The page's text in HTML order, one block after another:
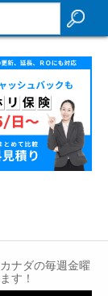
ナダの毎週金曜
す！